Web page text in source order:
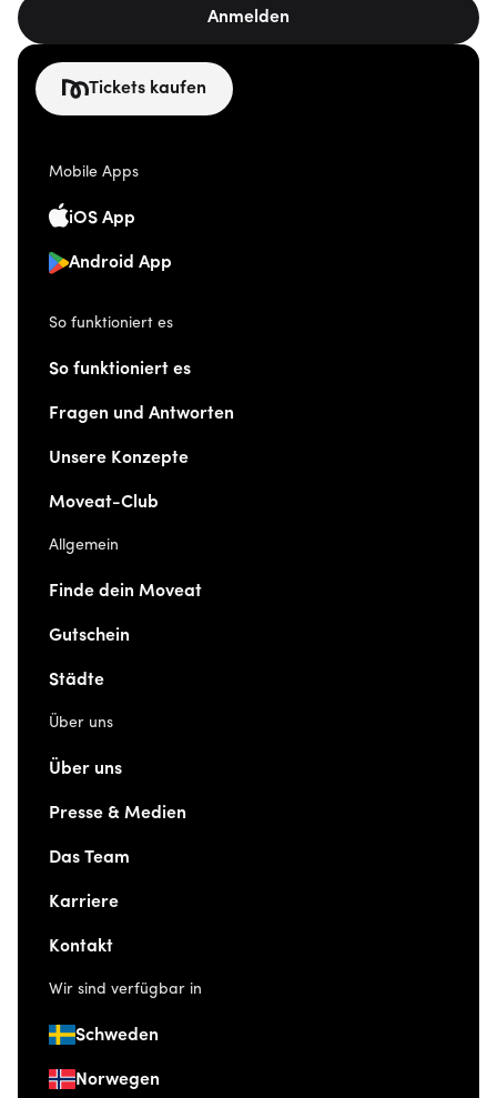
Anmelden
Tickets kaufen
Mobile Apps
iOS App
Android App
So funktioniert es
So funktioniert es
Fragen und Antworten
Unsere Konzepte
Moveat-Club
Allgemein
Finde dein Moveat
Gutschein
Städte
Über uns
Über uns
Presse & Medien
Das Team
Karriere
Kontakt
Wir sind verfügbar in
Schweden
Norwegen